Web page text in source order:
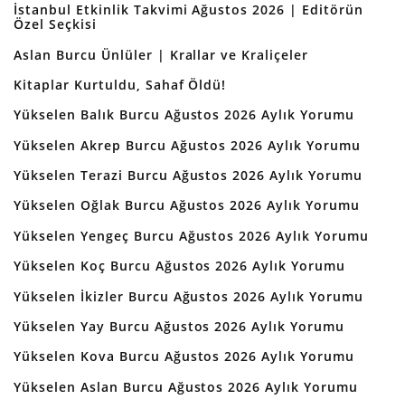
İstanbul Etkinlik Takvimi Ağustos 2026 | Editörün
Özel Seçkisi
Aslan Burcu Ünlüler | Krallar ve Kraliçeler
Kitaplar Kurtuldu, Sahaf Öldü!
Yükselen Balık Burcu Ağustos 2026 Aylık Yorumu
Yükselen Akrep Burcu Ağustos 2026 Aylık Yorumu
Yükselen Terazi Burcu Ağustos 2026 Aylık Yorumu
Yükselen Oğlak Burcu Ağustos 2026 Aylık Yorumu
Yükselen Yengeç Burcu Ağustos 2026 Aylık Yorumu
Yükselen Koç Burcu Ağustos 2026 Aylık Yorumu
Yükselen İkizler Burcu Ağustos 2026 Aylık Yorumu
Yükselen Yay Burcu Ağustos 2026 Aylık Yorumu
Yükselen Kova Burcu Ağustos 2026 Aylık Yorumu
Yükselen Aslan Burcu Ağustos 2026 Aylık Yorumu